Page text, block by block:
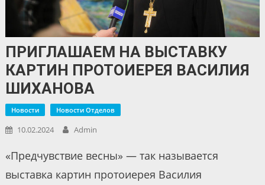
ПРИГЛАШАЕМ НА ВЫСТАВКУ
КАРТИН ПРОТОИЕРЕЯ ВАСИЛИЯ
ШИХАНОВА
Новости Новости Отделов
10.02.2024 Admin
«Предчувствие весны» — так называется
выставка картин протоиерея Василия